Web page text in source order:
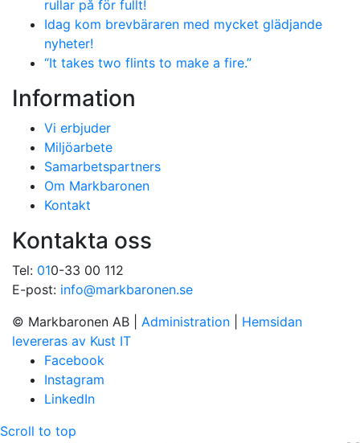
rullar på för fullt!
Idag kom brevbäraren med mycket glädjande
nyheter!
“It takes two flints to make a fire.”
Information
Vi erbjuder
Miljöarbete
Samarbetspartners
Om Markbaronen
Kontakt
Kontakta oss
Tel: 010-33 00 112
E-post: info@markbaronen.se
© Markbaronen AB
Administration
Hemsidan
levereras av Kust IT
Facebook
Instagram
LinkedIn
Scroll to top